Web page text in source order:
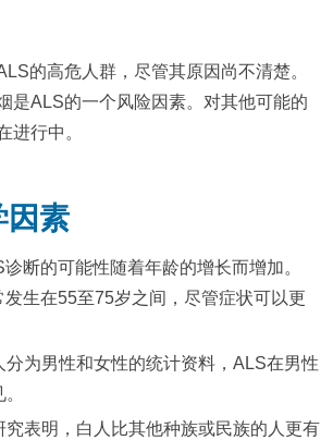
的高危人群，尽管其原因尚不清楚。
是ALS的一个风险因素。对其他可能的
进行中。
因素
断的可能性随着年龄的增长而增加。
生在55至75岁之间，尽管症状可以更
分为男性和女性的统计资料，ALS在男性
究表明，白人比其他种族或民族的人更有